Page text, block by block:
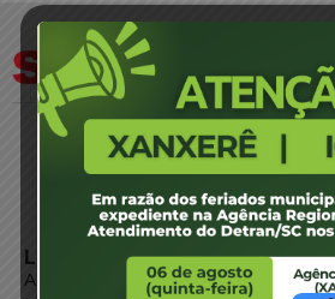
LINKS EXTERNOS
Agência de Notícias